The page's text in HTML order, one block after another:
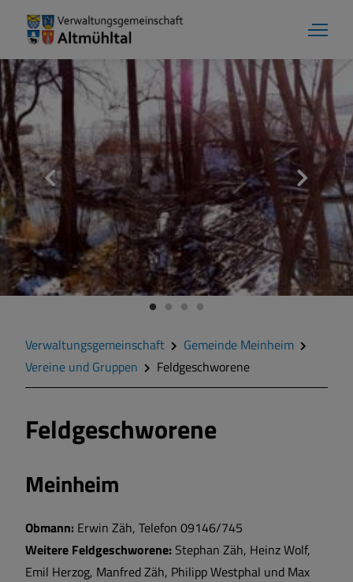
Gemeinde Meinheim
Grußwort
Kontakt
Veranstaltungen
Zahlen und Daten
Gemeinderat
Verwaltungsgemeinschaft
Gemeinde Meinheim
Vereine und Gruppen
Feldgeschworene
Feldgeschworene
Meinheim
Obmann: Erwin Zäh, Telefon 09146/745
Weitere Feldgeschworene: Stephan Zäh, Heinz Wolf,
Emil Herzog, Manfred Zäh, Philipp Westphal und Max